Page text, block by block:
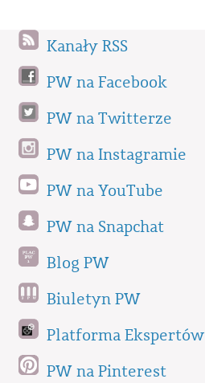
Kanały RSS
PW na Facebook
PW na Twitterze
PW na Instagramie
PW na YouTube
PW na Snapchat
Blog PW
Biuletyn PW
Platforma Ekspertów
PW na Pinterest